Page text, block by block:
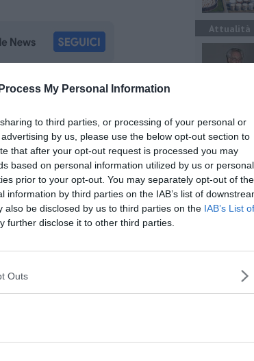
My Personal Information
to third parties, or processing of your personal or
by us, please use the below opt-out section to
that after your opt-out request is processed you may
based on personal information utilized by us or personal
prior to your opt-out. You may separately opt-out of the
information by third parties on the IAB’s list of
also be disclosed by us to third parties on the IAB’s List of
further disclose it to other third parties.
Outs
QUInews - ToscanaMedia.
posta.
Attualità
Sport
Più Letti della settimana
IL